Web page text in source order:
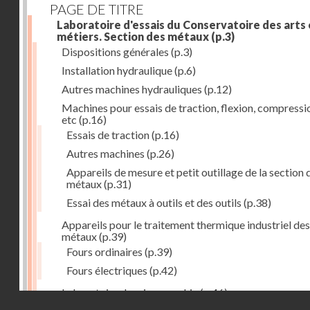
PAGE DE TITRE
Laboratoire d'essais du Conservatoire des arts
métiers. Section des métaux (p.3)
Dispositions générales (p.3)
Installation hydraulique(p.6)
Autres machines hydrauliques (p.12)
Machines pour essais de traction, flexion,
etc (p.16)
Essais de traction(p.16)
Autres machines (p.26)
Appareils de mesure et petit outillage de la section
métaux(p.31)
Essai des métaux à outils et des outils (p.38)
Appareils pour le traitement thermique industriel des
métaux(p.39)
Fours ordinaires (p.39)
Fours électriques (p.42)
Laboratoire de micrographie(p.46)